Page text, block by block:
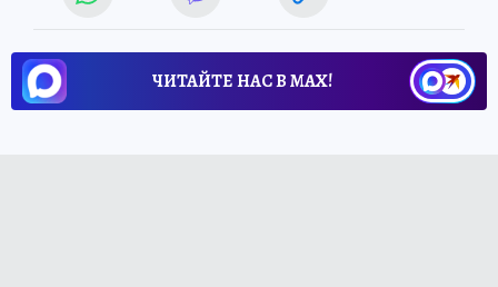
ЧИТАЙТЕ НАС В МАХ!